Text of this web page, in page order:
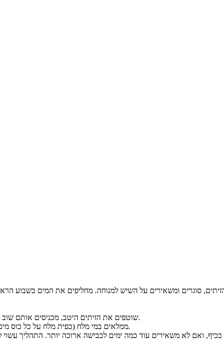
שוטפים את הזיתים היטב, מכניסים אותם שוב לצנצנת (שכבה זיתים ושכבה של שום פלפל שאטה ולימון לסירוגין).
ממלאים במי מלח (כפית מלח על כל כוס מים), מכסים, כותבים את התאריך על הצנצנת ומחכים למשך כחודש.